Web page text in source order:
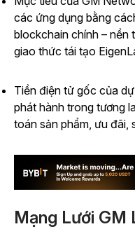
các ứng dụng bằng
blockchain chính – nền
giao thức tái tạo
Tiền điện tử gốc của
phát hành trong tương
toán sản phẩm, ưu đãi,
Mạng Lưới GM